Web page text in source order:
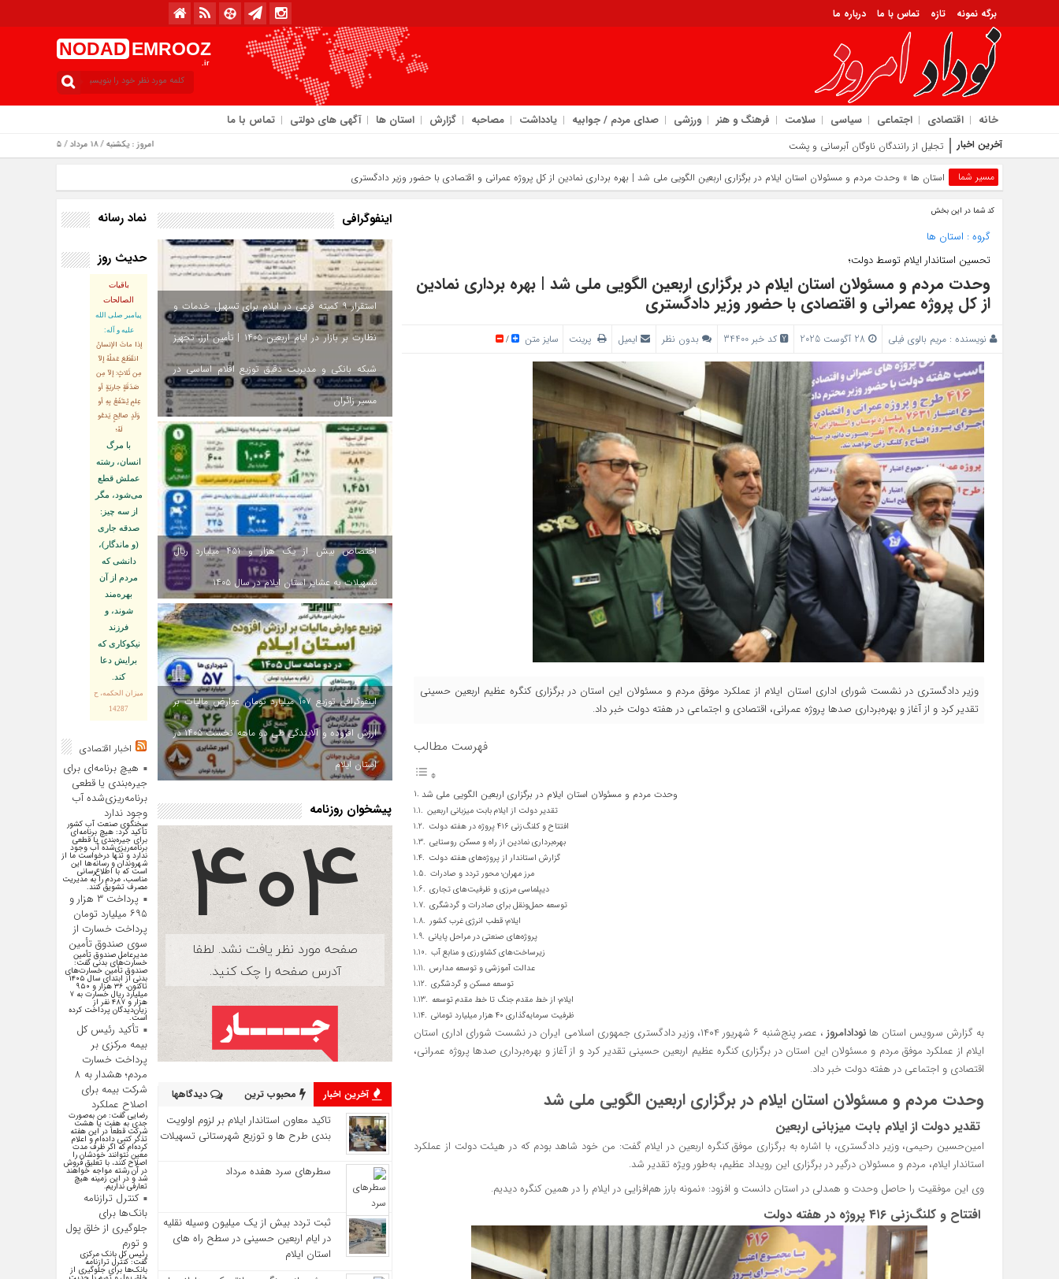
برگه نمونه تازه تماس با ما درباره ما
NODAD EMROOZ
.ir
خانه اقتصادی اجتماعی سیاسی سلامت فرهنگ و هنر ورزشی صدای مردم / جوابیه یادداشت مصاحبه گزارش استان ها آگهی های دولتی تماس با ما
آخرین اخبار تجلیل از رانندگان ناوگان آبرسانی و پشتیبانی اربعین ۱۴۰۵ توسط شرکت آب و فاضلاب استان ای امروز : یکشنبه / ۱۸ مرداد / ۱۴۰۵
مسیر شما استان ها » وحدت مردم و مسئولان استان ایلام در برگزاری اربعین الگویی ملی شد | بهره‌ برداری نمادین از کل پروژه عمرانی و اقتصادی با حضور وزیر دادگستری
کد شما در این بخش
گروه : استان ها
تحسین استاندار ایلام توسط دولت؛
وحدت مردم و مسئولان استان ایلام در برگزاری اربعین الگویی ملی شد | بهره‌ برداری نمادین
از کل پروژه عمرانی و اقتصادی با حضور وزیر دادگستری
نویسنده : مریم بالوی فیلی کد خبر 34400 بدون نظر ایمیل پرینت سایز متن /
وزیر دادگستری در نشست شورای اداری استان ایلام از عملکرد موفق مردم و مسئولان این استان در برگزاری کنگره عظیم اربعین حسینی
تقدیر کرد و از آغاز و بهره‌برداری صدها پروژه عمرانی، اقتصادی و اجتماعی در هفته دولت خبر داد.
فهرست مطالب
وحدت مردم و مسئولان استان ایلام در برگزاری اربعین الگویی ملی شد
تقدیر دولت از ایلام بابت میزبانی اربعین
افتتاح و کلنگ‌زنی ۴۱۶ پروژه در هفته دولت
بهره‌برداری نمادین از راه و مسکن روستایی
گزارش استاندار از پروژه‌های هفته دولت
مرز مهران؛ محور تردد و صادرات
دیپلماسی مرزی و ظرفیت‌های تجاری
توسعه حمل‌ونقل برای صادرات و گردشگری
ایلام؛ قطب انرژی غرب کشور
پروژه‌های صنعتی در مراحل پایانی
زیرساخت‌های کشاورزی و منابع آب
عدالت آموزشی و توسعه مدارس
توسعه مسکن و گردشگری
ایلام؛ از خط مقدم جنگ تا خط مقدم توسعه
ظرفیت سرمایه‌گذاری ۴۰ هزار میلیارد تومانی
به گزارش سرویس استان هانودادامروز
، عصر پنج‌شنبه ۶ شهریور ۱۴۰۴، وزیر دادگستری جمهوری اسلامی ایران در نشست شورای اداری استان
ایلام از عملکرد موفق مردم و مسئولان این استان در برگزاری کنگره عظیم اربعین حسینی تقدیر کرد و از آغاز و بهره‌برداری صدها پروژه عمرانی،
اقتصادی و اجتماعی در هفته دولت خبر داد.
وحدت مردم و مسئولان استان ایلام در برگزاری اربعین الگویی ملی شد
تقدیر دولت از ایلام بابت میزبانی اربعین
امین‌حسین رحیمی، وزیر دادگستری، با اشاره به برگزاری موفق کنگره اربعین در ایلام گفت: من خود شاهد بودم که در هیئت دولت از عملکرد
استاندار ایلام، مردم و مسئولان درگیر در برگزاری این رویداد عظیم، به‌طور ویژه تقدیر شد.
وی این موفقیت را حاصل وحدت و همدلی در استان دانست و افزود: «نمونه بارز هم‌افزایی در ایلام را در همین کنگره دیدیم.
افتتاح و کلنگ‌زنی ۴۱۶ پروژه در هفته دولت
اینفوگرافی
استقرار ۹ کمیته فرعی در ایلام برای تسهیل خدمات و
نظارت بر بازار در ایام اربعین ۱۴۰۵ | تأمین ارز، تجهیز
شبکه بانکی و مدیریت دقیق توزیع اقلام اساسی در
مسیر زائران
اختصاص بیش از یک هزار و ۴۵۱ میلیارد ریال
تسهیلات به عشایر استان ایلام در سال ۱۴۰۵
اینفوگرافی توزیع ۱۰۷ میلیارد تومان عوارض مالیات بر
ارزش افزوده و آلایندگی طی دو ماهه نخست ۱۴۰۵ در
استان ایلام
پیشخوان روزنامه
آخرین اخبار محبوب ترین دیدگاهها
تاکید معاون استاندار ایلام بر لزوم اولویت‌
بندی طرح‌ ها و توزیع شهرستانی تسهیلات
سطرهای سرد هفده مرداد
ثبت تردد بیش از یک میلیون وسیله نقلیه
در ایام اربعین حسینی در سطح راه‌ های
استان ایلام
نماد رسانه
حدیث روز
باقیات
الصالحات
پيامبر صلى‏ الله‏
عليه ‏و‏ آله:
إذا ماتَ الإنسانُ
انقَطَعَ عَمَلُهُ إلاّ
مِن ثَلاثٍ: إلاّ مِن
صَدَقَةٍ جاريَةٍ أو
عِلمٍ يُنتَفَعُ بِهِ أو
وَلَدٍ صالِحٍ يَدعُو
لَهُ؛
با مرگ
انسان، رشته
عملش قطع
مى‌شود، مگر
از سه چيز:
صدقه جارى
(و ماندگار)،
دانشى كه
مردم از آن
بهره‏‌مند
شوند، و
فرزند
نيكوكارى كه
برايش دعا
كند.
ميزان الحكمه، ح
14287
اخبار اقتصادی
هیچ برنامه‌ای برای
جیره‌بندی یا قطعی
برنامه‌ریزی‌شده آب
وجود ندارد
سخنگوی صنعت آب کشور
تأکید کرد: هیچ برنامه‌ای
برای جیره‌بندی یا قطعی
برنامه‌ریزی‌شده آب وجود
ندارد و تنها درخواست ما از
شهروندان و رسانه‌ها این
است که با اطلاع‌رسانی
مناسب، مردم را به مدیریت
مصرف تشویق کنند.
پرداخت ۳ هزار و
۶۹۵ میلیارد تومان
پرداخت خسارت از
سوی صندوق تأمین
مدیرعامل صندوق تأمین
خسارت‌های بدنی گفت:
صندوق تأمین خسارت‌های
بدنی از ابتدای سال ۱۴۰۵
تاکنون، ۳۶ هزار و ۹۵۰
میلیارد ریال خسارت به ۷
هزار و ۴۸۷ نفر از
زیان‌دیدگان پرداخت کرده
است.
تأکید رئیس کل
بیمه مرکزی بر
پرداخت خسارت
مردم؛ هشدار به ۸
شرکت‌ بیمه برای
اصلاح عملکرد
رضایی گفت: من به‌صورت
جدی به هفت یا هشت
شرکت قطعاً در این هفته
تذکر کتبی داده‌ام و اعلام
کرده‌ام که اگر ظرف مدت
معین نتوانند خودشان را
اصلاح کنند، با تعلیق فروش
در آن رشته مواجه خواهند
شد و در این زمینه هیچ
تعارفی نداریم.
کنترل ترازنامه
بانک‌ها برای
جلوگیری از خلق پول
و تورم
رئیس کل بانک مرکزی
گفت: کنترل ترازنامه
بانک‌ها برای جلوگیری از